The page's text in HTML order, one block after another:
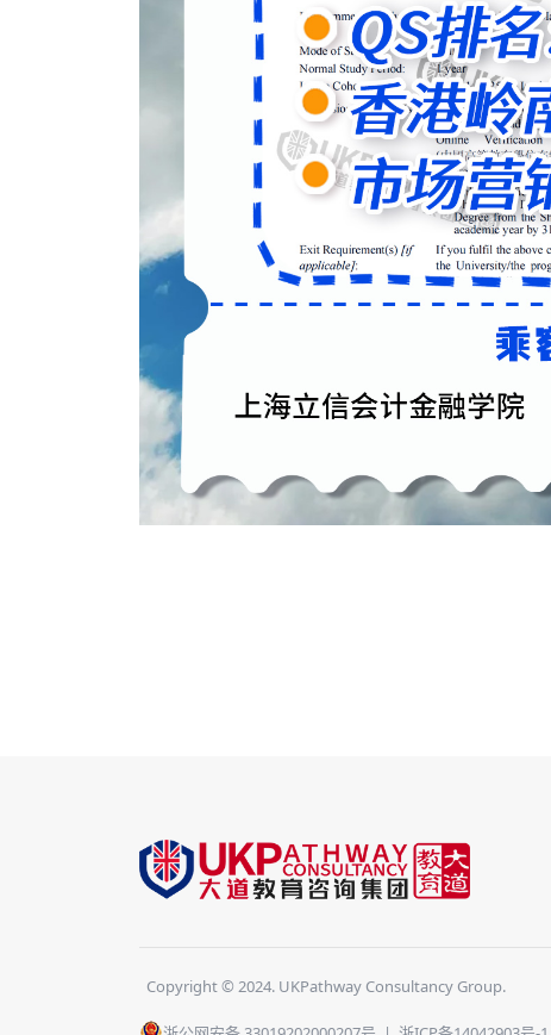
Copyright © 2024. UKPathway Consultancy Group.